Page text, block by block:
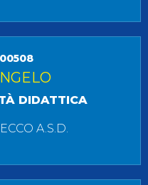
DIDATTICA
A.S.D.